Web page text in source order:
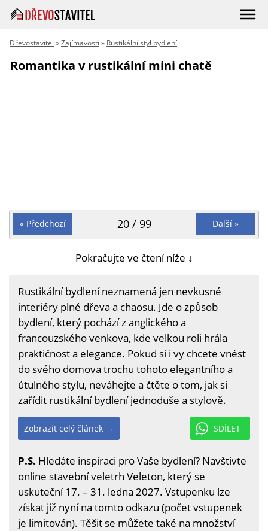
Dřevostavitel »Zajímavosti » Rustikální styl bydlení
Romantika v rustikální mini chatě
« Předchozí Další »
20 / 99
Pokračujte ve čtení níže ↓
Rustikální bydlení neznamená jen nevkusné
interiéry plné dřeva a chaosu. Jde o způsob
bydlení, který pochází z anglického a
francouzského venkova, kde velkou roli hrála
praktičnost a elegance. Pokud si i vy chcete vnést
do svého domova trochu tohoto elegantního a
útulného stylu, neváhejte a čtěte o tom, jak si
zařídit rustikální bydlení jednoduše a stylově.
SDÍLET
Zobrazit celý článek →
P.S. Hledáte inspiraci pro Vaše bydlení? Navštivte
online stavební veletrh Veleton, který se
uskuteční 17. – 31. ledna 2027. Vstupenku lze
získat již nyní na tomto odkazu (počet vstupenek
je limitován). Těšit se můžete také na množství